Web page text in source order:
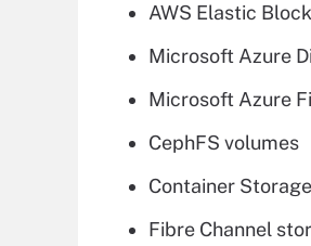
AWS Elastic
Microsoft Azure
Microsoft Azure
CephFS volumes
Container
Fibre Channel